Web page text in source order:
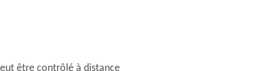
être contrôlé à distance